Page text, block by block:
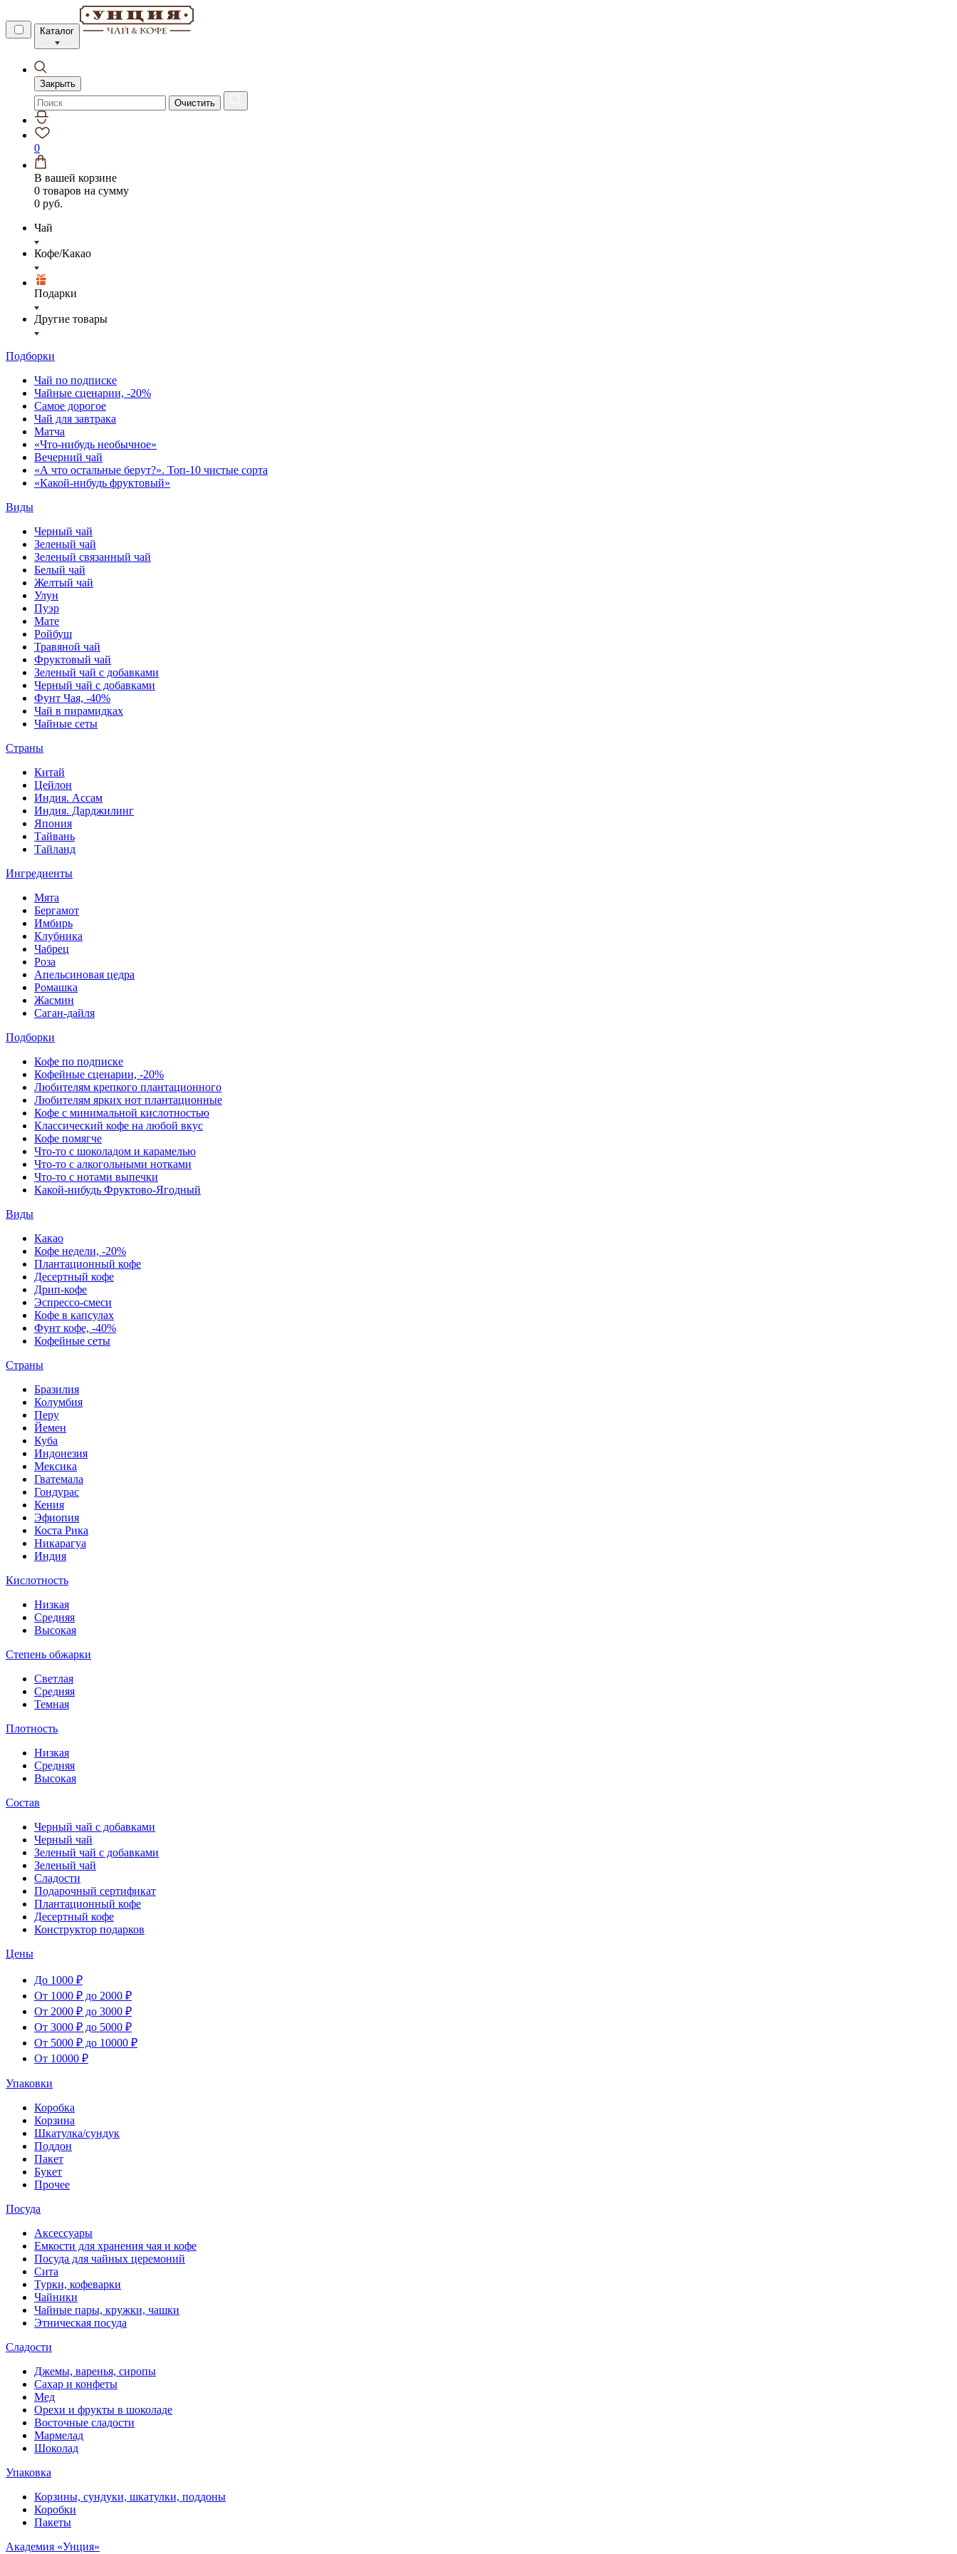
Каталог
Закрыть
Очистить
0
В вашей корзине
0 товаров на сумму
0 руб.
Чай
Кофе/Какао
Подарки
Другие товары
Подборки
Чай по подписке
Чайные сценарии, -20%
Самое дорогое
Чай для завтрака
Матча
«Что-нибудь необычное»
Вечерний чай
«А что остальные берут?». Топ-10 чистые сорта
«Какой-нибудь фруктовый»
Виды
Черный чай
Зеленый чай
Зеленый связанный чай
Белый чай
Желтый чай
Улун
Пуэр
Мате
Ройбуш
Травяной чай
Фруктовый чай
Зеленый чай с добавками
Черный чай с добавками
Фунт Чая, -40%
Чай в пирамидках
Чайные сеты
Страны
Китай
Цейлон
Индия. Ассам
Индия. Дарджилинг
Япония
Тайвань
Тайланд
Ингредиенты
Мята
Бергамот
Имбирь
Клубника
Чабрец
Роза
Апельсиновая цедра
Ромашка
Жасмин
Саган-дайля
Подборки
Кофе по подписке
Кофейные сценарии, -20%
Любителям крепкого плантационного
Любителям ярких нот плантационные
Кофе с минимальной кислотностью
Классический кофе на любой вкус
Кофе помягче
Что-то с шоколадом и карамелью
Что-то с алкогольными нотками
Что-то с нотами выпечки
Какой-нибудь Фруктово-Ягодный
Виды
Какао
Кофе недели, -20%
Плантационный кофе
Десертный кофе
Дрип-кофе
Эспрессо-смеси
Кофе в капсулах
Фунт кофе, -40%
Кофейные сеты
Страны
Бразилия
Колумбия
Перу
Йемен
Куба
Индонезия
Мексика
Гватемала
Гондурас
Кения
Эфиопия
Коста Рика
Никарагуа
Индия
Кислотность
Низкая
Средняя
Высокая
Степень обжарки
Светлая
Средняя
Темная
Плотность
Низкая
Средняя
Высокая
Состав
Черный чай с добавками
Черный чай
Зеленый чай с добавками
Зеленый чай
Сладости
Подарочный сертификат
Плантационный кофе
Десертный кофе
Конструктор подарков
Цены
До 1000 ₽
От 1000 ₽ до 2000 ₽
От 2000 ₽ до 3000 ₽
От 3000 ₽ до 5000 ₽
От 5000 ₽ до 10000 ₽
От 10000 ₽
Упаковки
Коробка
Корзина
Шкатулка/сундук
Поддон
Пакет
Букет
Прочее
Посуда
Аксессуары
Емкости для хранения чая и кофе
Посуда для чайных церемоний
Сита
Турки, кофеварки
Чайники
Чайные пары, кружки, чашки
Этническая посуда
Сладости
Джемы, варенья, сиропы
Сахар и конфеты
Мед
Орехи и фрукты в шоколаде
Восточные сладости
Мармелад
Шоколад
Упаковка
Корзины, сундуки, шкатулки, поддоны
Коробки
Пакеты
Академия «Унция»